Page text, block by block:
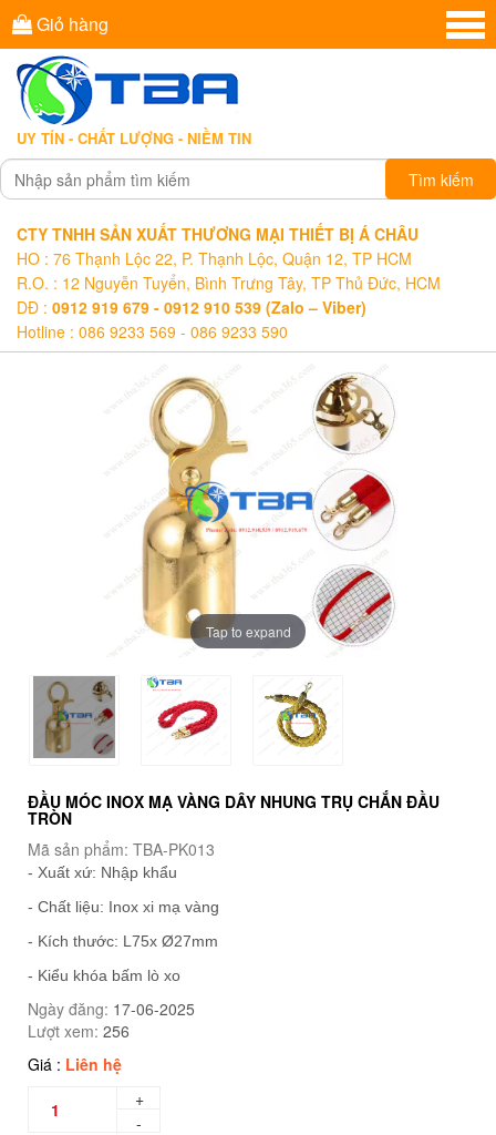
Giỏ hàng
UY TÍN - CHẤT LƯỢNG - NIỀM TIN
Tìm kiếm
CTY TNHH SẢN XUẤT THƯƠNG MẠI THIẾT BỊ Á CHÂU
HO : 76 Thạnh Lộc 22, P. Thạnh Lộc, Quận 12, TP HCM
R.O. : 12 Nguyễn Tuyển, Bình Trưng Tây, TP Thủ Đức, HCM
DĐ : 0912 919 679 - 0912 910 539 (Zalo – Viber)
Hotline : 086 9233 569 - 086 9233 590
Tap to expand
ĐẦU MÓC INOX MẠ VÀNG DÂY NHUNG TRỤ CHẮN ĐẦU
TRÒN
Mã sản phẩm: TBA-PK013
- Xuất xứ: Nhập khẩu
- Chất liệu: Inox xi mạ vàng
- Kích thước: L75x Ø27mm
- Kiểu khóa bấm lò xo
Ngày đăng: 17-06-2025
Lượt xem: 256
Giá : Liên hệ
+
-